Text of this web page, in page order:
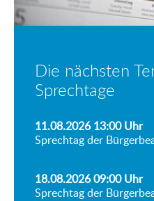
Die nächsten
Sprechtage
11.08.2026 13:00Uhr
Sprechtag der
18.08.2026 09:00Uhr
Sprechtag der